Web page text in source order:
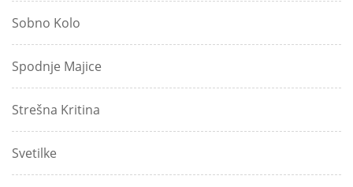
Sobno Kolo
Spodnje Majice
Strešna Kritina
Svetilke